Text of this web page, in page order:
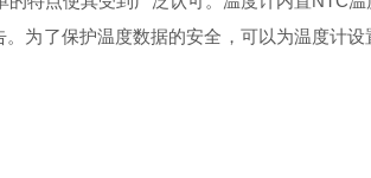
为了保护温度数据的安全，可以为温度计设